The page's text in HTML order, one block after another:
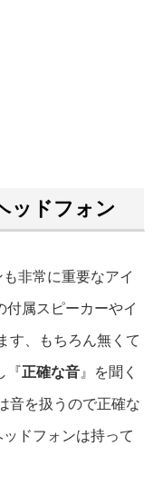
ッドフォン
非常に重要なアイ
付属スピーカーやイ
す、もちろん無くて
『正確な音 』を聞く
音を扱うので正確な
ドフォンは持って